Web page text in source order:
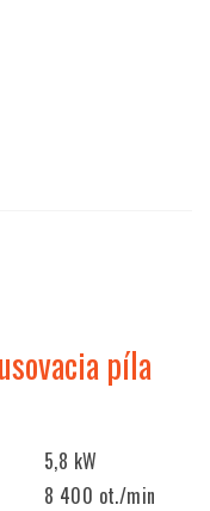
píla
5,8 kW
8 400 ot./min